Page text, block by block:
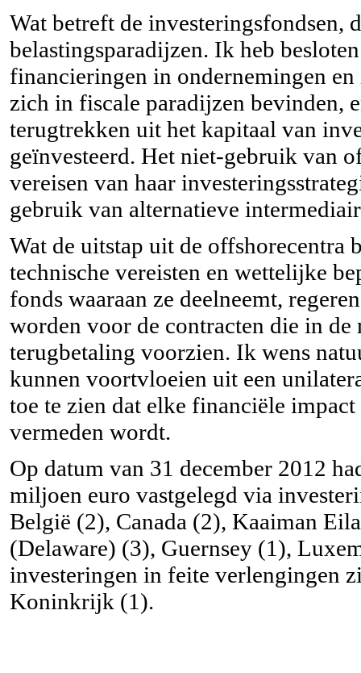
Wat betreft de
belastingsparadijzen. Ik heb
financieringen in ondernemingen
zich in fiscale paradijzen bevinden,
terugtrekken uit het kapitaal van
geïnvesteerd. Het niet-gebruik van
vereisen van haar
gebruik van alternatieve
Wat de uitstap uit de offshorecentra
technische vereisten en wettelijke
fonds waaraan ze deelneemt,
worden voor de contracten die in
terugbetaling voorzien. Ik wens
kunnen voortvloeien uit een
toe te zien dat elke financiële
vermeden wordt.
Op datum van 31 december 2012
miljoen euro vastgelegd via
België (2), Canada (2), Kaaiman
(Delaware) (3), Guernsey (1),
investeringen in feite verlengingen
Koninkrijk (1).